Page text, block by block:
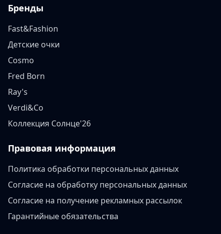
Бренды
Fast&Fashion
Детские очки
Cosmo
Fred Born
Ray's
Verdi&Co
Коллекция Солнце'26
Правовая информация
Политика обработки персональных данных
Согласие на обработку персональных данных
Согласие на получение рекламных рассылок
Гарантийные обязательства